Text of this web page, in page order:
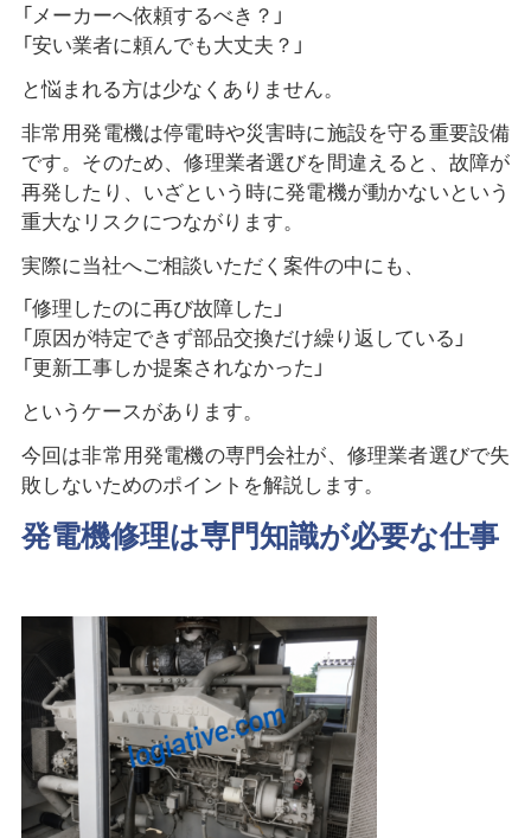
「メーカーへ依頼するべき？」
「安い業者に頼んでも大丈夫？」
と悩まれる方は少なくありません。
非常用発電機は停電時や災害時に施設を守る重要設備
です。そのため、修理業者選びを間違えると、故障が
再発したり、いざという時に発電機が動かないという
重大なリスクにつながります。
実際に当社へご相談いただく案件の中にも、
「修理したのに再び故障した」
「原因が特定できず部品交換だけ繰り返している」
「更新工事しか提案されなかった」
というケースがあります。
今回は非常用発電機の専門会社が、修理業者選びで失
敗しないためのポイントを解説します。
発電機修理は専門知識が必要な仕事